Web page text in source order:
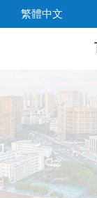
繁體中文